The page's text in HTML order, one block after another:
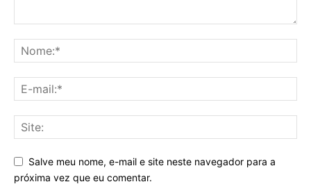
Salve meu nome, e-mail e site neste navegador para a
próxima vez que eu comentar.